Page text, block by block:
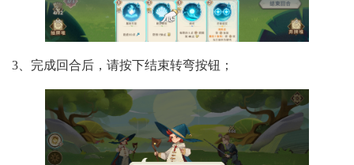
3、完成回合后，请按下结束转弯按钮；